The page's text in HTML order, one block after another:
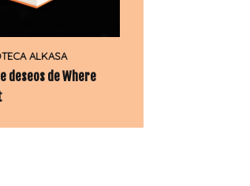
ALKASA
deseos de Where